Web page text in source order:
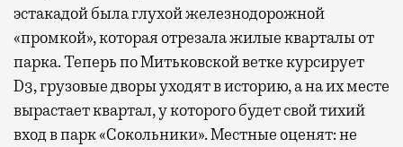
эстакадой была глухой железнодорожной
«промкой», которая отрезала жилые кварталы от
парка. Теперь по Митьковской ветке курсирует
D3, грузовые дворы уходят в историю, а на их месте
вырастает квартал, у которого будет свой тихий
вход в парк «Сокольники». Местные оценят: не